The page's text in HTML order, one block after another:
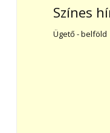
Színes
Ügető - belföld